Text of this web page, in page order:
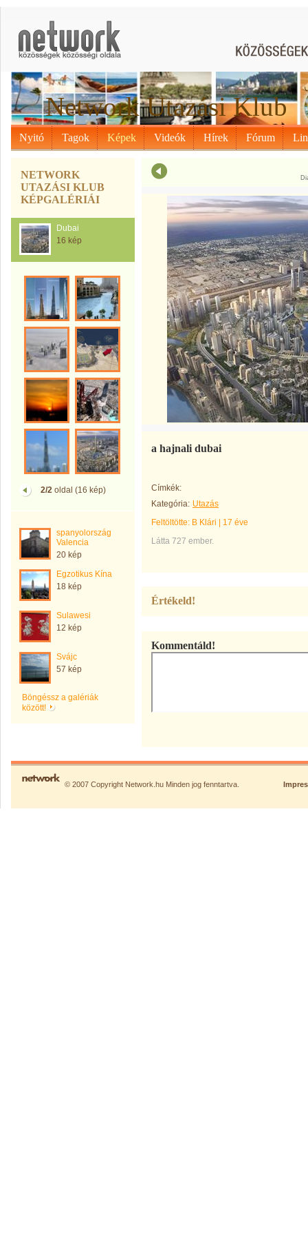
Network Utazási Klub
Nyitó Tagok Képek Videók Hírek Fórum
NETWORK
UTAZÁSI KLUB
KÉPGALÉRIÁI
Dubai
16 kép
2/2oldal (16 kép)
spanyolország
Valencia
20 kép
Egzotikus Kína
18 kép
Sulawesi
12 kép
Svájc
57 kép
Böngéssz a galériák
között!
a hajnali dubai
Címkék:
Kategória: Utazás
Feltöltötte: B Klári
17 éve
Látta 727 ember.
Értékeld!
Kommentáld!
© 2007 Copyright Network.hu Minden jog fenntartva.